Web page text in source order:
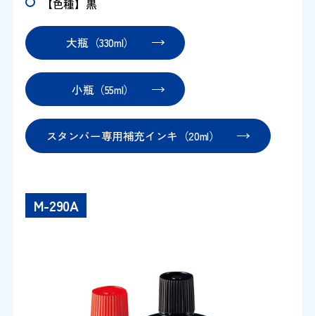
【色種】黒
大瓶（330ml）
小瓶（55ml）
スタンパー専用補充インキ（20ml）
M-290A